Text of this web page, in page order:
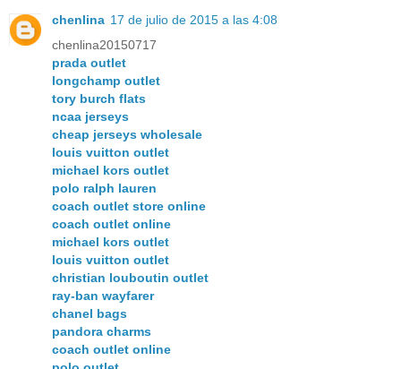
chenlina 17 de julio de 2015 a las 4:08
chenlina20150717
prada outlet
longchamp outlet
tory burch flats
ncaa jerseys
cheap jerseys wholesale
louis vuitton outlet
michael kors outlet
polo ralph lauren
coach outlet store online
coach outlet online
michael kors outlet
louis vuitton outlet
christian louboutin outlet
ray-ban wayfarer
chanel bags
pandora charms
coach outlet online